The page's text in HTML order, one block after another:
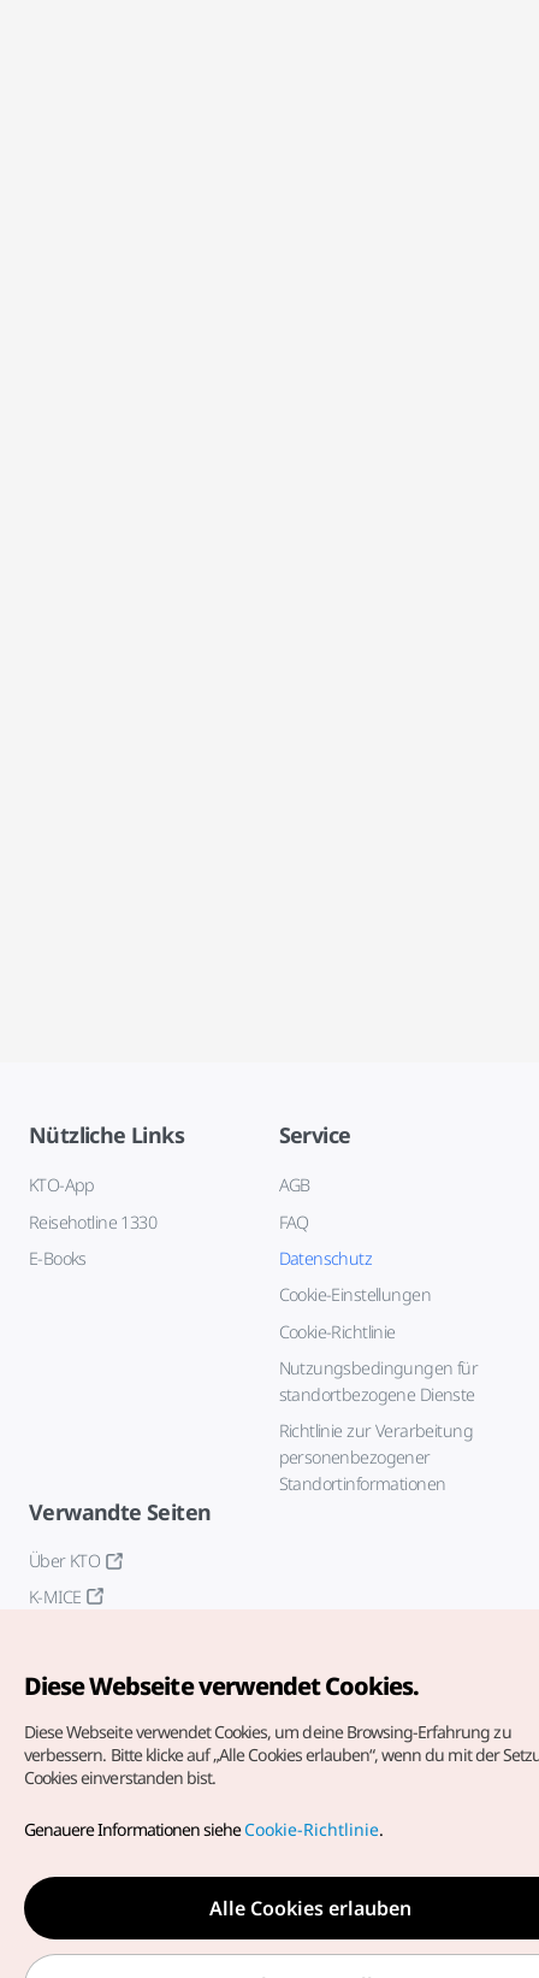
Nützliche Links
KTO-App
Reisehotline 1330
E-Books
Service
AGB
FAQ
Datenschutz
Cookie-Einstellungen
Cookie-Richtlinie
Nutzungsbedingungen für
standortbezogene Dienste
Richtlinie zur Verarbeitung
personenbezogener
Standortinformationen
Verwandte Seiten
Über KTO
K-MICE
vorbehalten.
dieoffizielle E-Mail-Adresse
german@knto.or.kr
Diese Webseite verwendet Cookies.
Diese Webseite verwendet Cookies, um deine Browsing-Erfahrung zu
verbessern. Bitte klicke auf „Alle Cookies erlauben“, wenn du mit der
Cookies einverstanden bist.
Genauere Informationen sieheCookie-Richtlinie.
Alle Cookies erlauben